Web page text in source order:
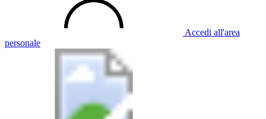
Accedi all'area
personale